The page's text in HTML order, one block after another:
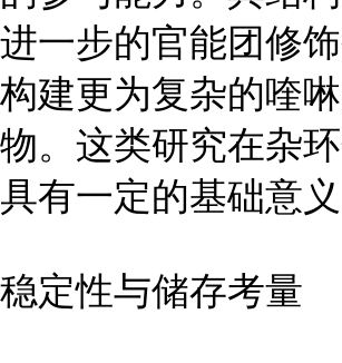
进一步的官能团修
构建更为复杂的喹
物。这类研究在杂
具有一定的基础意义
稳定性与储存考量